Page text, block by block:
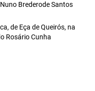
Brederode Santos
de Eça de Queirós, na
Rosário Cunha